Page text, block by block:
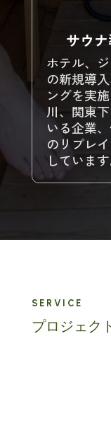
サウ
ホテル、
の新規導
ングを実
川、関東
いる企業
のリプレ
しています
SERVICE
プロジェク